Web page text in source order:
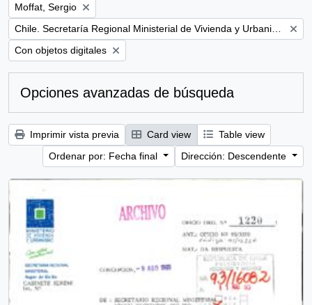
Remove filter:
Moffat, Sergio
Remove filter:
Remove filter:
Con objetos digitales
Opciones avanzadas de búsqueda
Imprimir vista previa Card view
Table view
Ordenar por: Fecha final
Dirección: Descendente